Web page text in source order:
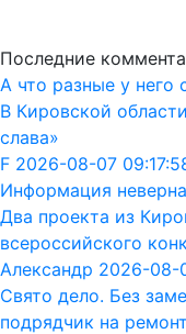
Последние
А что разные у него
В Кировской
слава»
F 2026-08-07
Информация
Два проекта из
всероссийского
Александр 2026-08-
Свято дело. Без
подрядчик на